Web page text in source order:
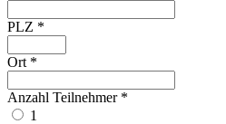
PLZ *
Ort *
Anzahl Teilnehmer *
1